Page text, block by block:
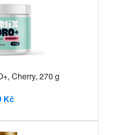
Cherry, 270 g
Kč